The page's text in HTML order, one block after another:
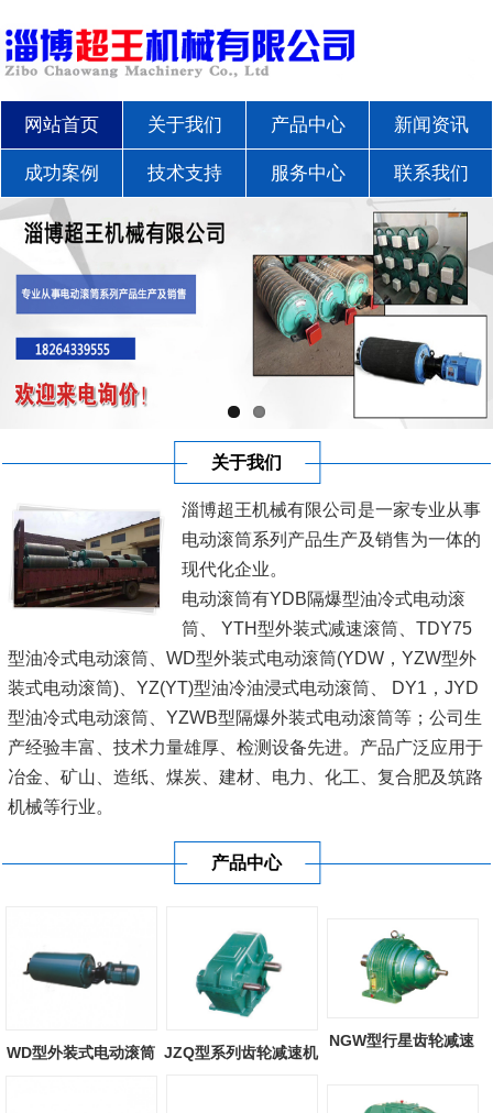
网站首页 关于我们 产品中心 新闻资讯
成功案例 技术支持 服务中心 联系我们
关于我们
淄博超王机械有限公司是一家专业从事
电动滚筒系列产品生产及销售为一体的
现代化企业。
电动滚筒有YDB隔爆型油冷式电动滚
筒、 YTH型外装式减速滚筒、TDY75
型油冷式电动滚筒、WD型外装式电动滚筒(YDW，YZW型外
装式电动滚筒)、YZ(YT)型油冷油浸式电动滚筒、 DY1，JYD
型油冷式电动滚筒、YZWB型隔爆外装式电动滚筒等；公司生
产经验丰富、技术力量雄厚、检测设备先进。产品广泛应用于
冶金、矿山、造纸、煤炭、建材、电力、化工、复合肥及筑路
机械等行业。
为本'的经营理念。不断加大科技投...
[查看详情]
产品中心
WD型外装式电动滚筒 JZQ型系列齿轮减速机
NGW型行星齿轮减速